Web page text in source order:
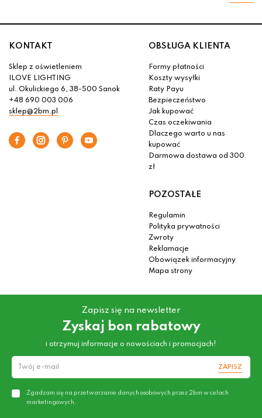
KONTAKT
Sklep z oświetleniem
ILOVE LIGHTING
ul. Okulickiego 6, 38-500 Sanok
+48 690 003 006
sklep@2bm.pl
OBSŁUGA KLIENTA
Formy płatności
Koszty wysyłki
Raty Payu
Bezpieczeństwo
Jak kupować
Czas oczekiwania
Dlaczego warto u nas
kupować
Darmowa dostawa od 300
zł
POZOSTAŁE
Regulamin
Polityka prywatności
Zwroty
Reklamacje
Obowiązek informacyjny
Mapa strony
Zapisz się na newsletter
Zyskaj bon rabatowy
i otrzymuj informacje o nowościach i promocjach!
ZAPISZ
Zgadzam się na przetwarzanie danych osobowych przez 2bm w celach
marketingowych.